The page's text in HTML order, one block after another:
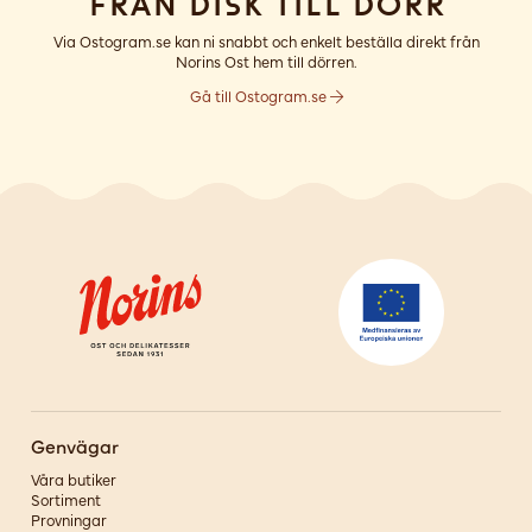
Via Ostogram.se kan ni snabbt och enkelt beställa direkt från
Norins Ost hem till dörren.
Gå till Ostogram.se
Genvägar
Våra butiker
Sortiment
Provningar